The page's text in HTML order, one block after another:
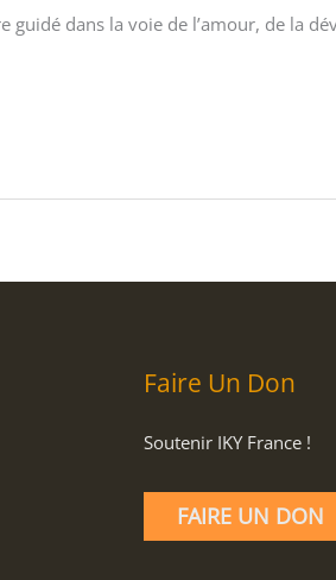
dans la voie de l’amour, de la
Faire Un Don
Soutenir IKY France !
FAIRE UN DON